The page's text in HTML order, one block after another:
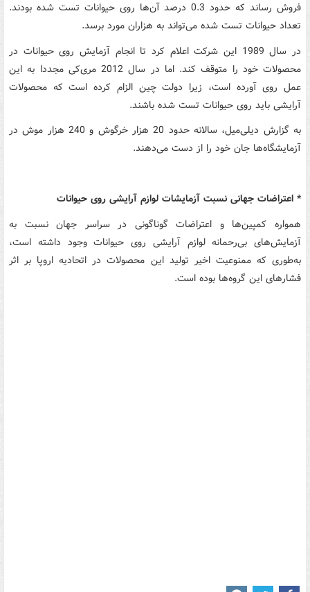
فروش رساند که حدود 0.3 درصد آن‌ها روی حیوانات تست شده بودند.
تعداد حیوانات تست شده می‌تواند به هزاران مورد برسد.
در سال 1989 این شرکت اعلام کرد تا انجام آزمایش روی حیوانات در
محصولات خود را متوقف کند. اما در سال 2012 مری‌کی مجددا به این
عمل روی آورده است، زیرا دولت چین الزام کرده است که محصولات
آرایشی باید روی حیوانات تست شده باشند.
به گزارش دیلی‌میل، سالانه حدود 20 هزار خرگوش و 240 هزار موش در
آزمایشگاه‌ها جان خود را از دست می‌دهند.
* اعتراضات جهانی نسبت آزمایشات لوازم آرایشی روی حیوانات
همواره کمپین‌ها و اعتراضات گوناگونی در سراسر جهان نسبت به
آزمایش‌های بی‌رحمانه لوازم آرایشی روی حیوانات وجود داشته است،
به‌طوری که ممنوعیت اخیر تولید این محصولات در اتحادیه اروپا بر اثر
فشارهای این گروه‌ها بوده است.